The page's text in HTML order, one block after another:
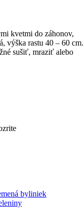
kvetmi do záhonov,
výška rastu 40 – 60 cm.
sušiť, mraziť alebo
byliniek